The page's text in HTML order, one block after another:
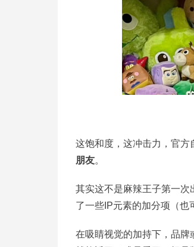
这饱和度，这冲击力，官方
朋友。
其实这不是麻辣王子第一次
了一些IP元素的加分项（也
在吸睛视觉的加持下，品